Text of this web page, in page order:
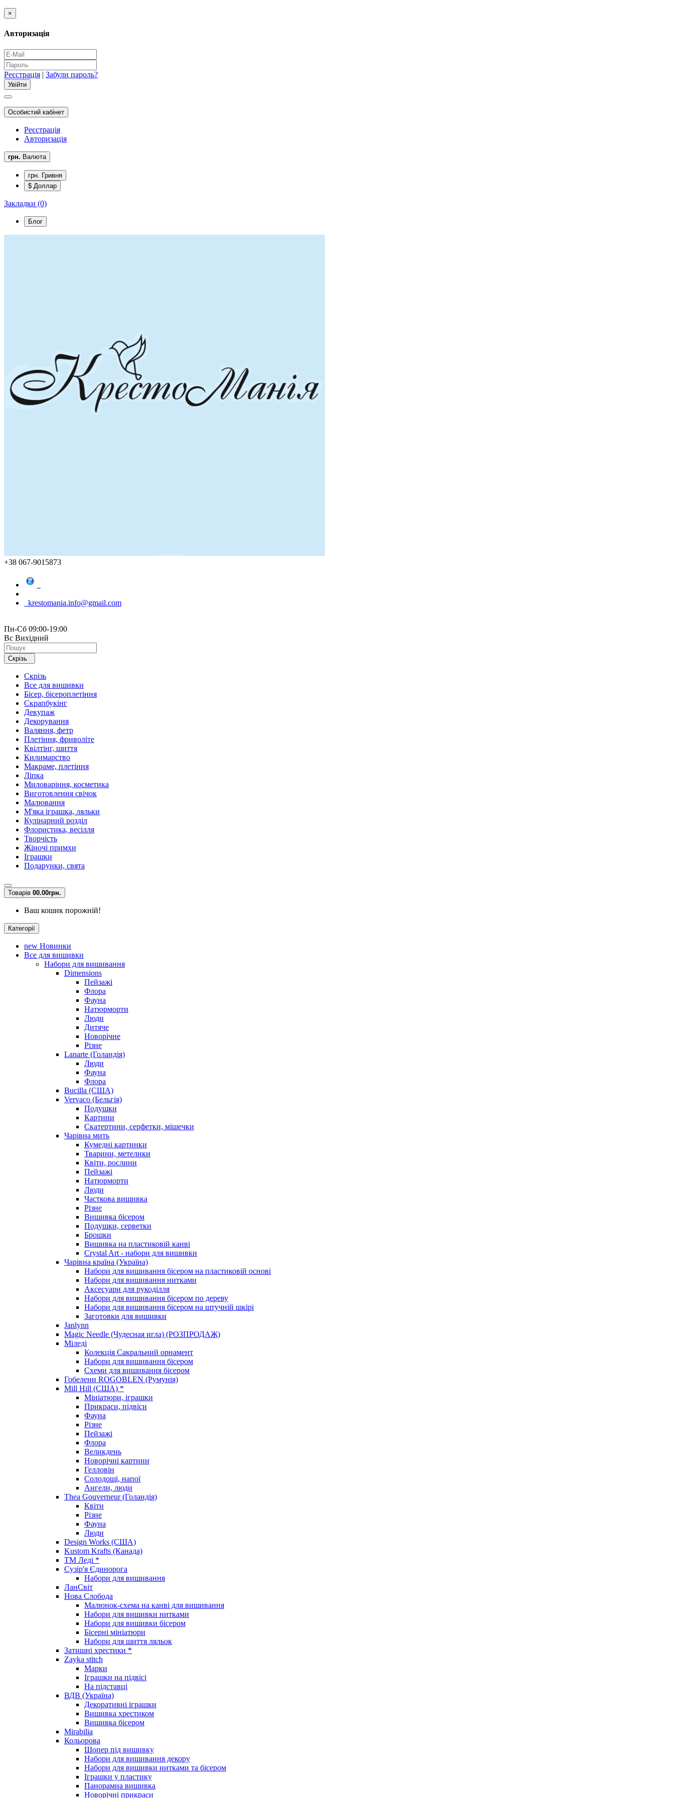
×
Авторизація
Реєстрація | Забули пароль?
Особистий кабінет
Реєстрація
Авторизація
грн. Валюта
грн. Гривня
$ Доллар
Закладки (0)
Блог
+38 067-9015873
krestomania.info@gmail.com
Пн-Сб 09:00-19:00
Вс Вихідний
Скрізь
Скрізь
Все для вишивки
Бісер, бісероплетіння
Скрапбукінг
Декупаж
Декорування
Валяння, фетр
Плетіння, фриволіте
Квілтінг, шиття
Килимарство
Макраме, плетіння
Ліпка
Миловаріння, косметика
Виготовлення свічок
Малювання
М'яка іграшка, ляльки
Кулінарний розділ
Флористика, весілля
Творчість
Жіночі примхи
Іграшки
Подарунки, свята
Товарів 00.00грн.
Ваш кошик порожній!
Категорії
new Новинки
Все для вишивки
Набори для вишивання
Dimensions
Пейзажі
Флора
Фауна
Натюрморти
Люди
Дитяче
Новорічне
Різне
Lanarte (Голандія)
Люди
Фауна
Флора
Bucilla (США)
Vervaco (Бельгія)
Подушки
Картини
Скатертини, серфетки, мішечки
Чарiвна мить
Кумедні картинки
Тварини, метелики
Квіти, рослини
Пейзажі
Натюрморти
Люди
Часткова вишивка
Різне
Вишивка бісером
Подушки, серветки
Брошки
Вишивка на пластиковій канві
Crystal Art - набори для вишивки
Чарівна країна (Україна)
Набори для вишивання бісером на пластиковій основі
Набори для вишивання нитками
Аксесуари для рукоділля
Набори для вишивання бісером по дереву
Набори для вишивання бісером на штучній шкірі
Заготовки для вишивки
Janlynn
Magic Needle (Чудесная игла) (РОЗПРОДАЖ)
Міледі
Колекція Сакральний орнамент
Набори для вишивання бісером
Схеми для вишивання бісером
Гобелени ROGOBLEN (Румунія)
Mill Hill (США) *
Мініатюри, іграшки
Прикраси, підвіси
Фауна
Різне
Пейзажі
Флора
Великдень
Новорічні картини
Гелловін
Солодощі, напої
Ангели, люди
Thea Gouverneur (Голандія)
Квіти
Різне
Фауна
Люди
Design Works (США)
Kustom Krafts (Канада)
ТМ Леді *
Сузір'я Єдинорога
Набори для вишивання
ЛанСвіт
Нова Слобода
Малюнок-схема на канві для вишивання
Набори для вишивки нитками
Набори для вишивки бісером
Бісерні мініатюри
Набори для шиття ляльок
Затишні хрестики *
Zayka stitch
Марки
Іграшки на підвісі
На підставці
ВДВ (Україна)
Декоративні іграшки
Вишивка хрестиком
Вишивка бісером
Mirabilia
Кольорова
Шопер під вишивку
Набори для вишивання декору
Набори для вишивки нитками та бісером
Іграшки у пластику
Панорамна вишивка
Новорічні прикраси